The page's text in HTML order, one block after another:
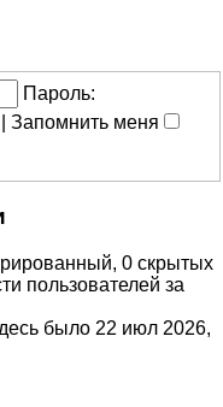
Пароль:
Запомнить меня
0 скрытых
пользователей за
было 22 июл 2026,